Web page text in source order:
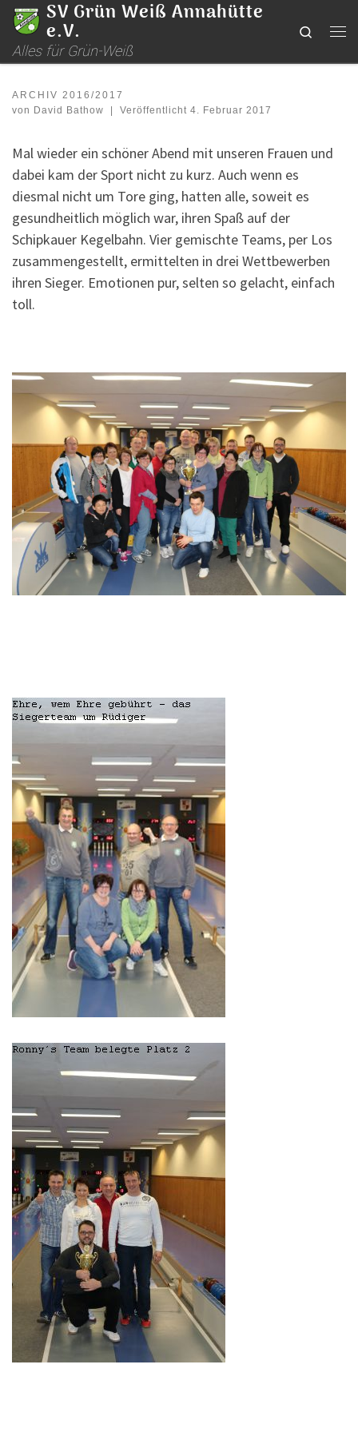
Zum Inhalt springen
SV Grün Weiß Annahütte
e.V.
Alles für Grün-Weiß
Search
ARCHIV 2016/2017
von David Bathow Veröffentlicht 4. Februar 2017
Mal wieder ein schöner Abend mit unseren Frauen und
dabei kam der Sport nicht zu kurz. Auch wenn es
diesmal nicht um Tore ging, hatten alle, soweit es
gesundheitlich möglich war, ihren Spaß auf der
Schipkauer Kegelbahn. Vier gemischte Teams, per Los
zusammengestellt, ermittelten in drei Wettbewerben
ihren Sieger. Emotionen pur, selten so gelacht, einfach
toll.